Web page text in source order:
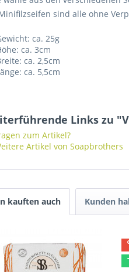
sind alle ohne
ca. 25g
ca. 3cm
ca. 2,5cm
ca. 5,5cm
Links zu
zum Artikel?
Artikel von Soapbrothers
kauften auch Kunden